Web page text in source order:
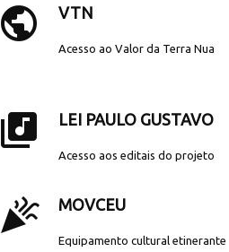
public VTN
Acesso ao Valor da Terra Nua
library_music LEI PAULO GUSTAVO
Acesso aos editais do projeto
celebration MOVCEU
Equipamento cultural etinerante